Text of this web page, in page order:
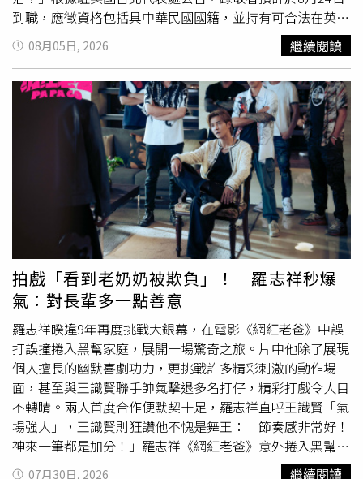
AKIRA笑說：「只要是兒子送的，不管是什麼都很開心。」
他也分享，兒子現在已經會幫他加油，甚至演唱會結束後還
會詢問「今天有沒有把現場炒熱？」讓他覺得十分可愛。
到職，應徵資格包括具中華民國國籍，並持有可合法在英國
工作與居留的證明文件，例如英國護照或居留證，代表處不
協助辦理英國簽證。此外，還須具備大學以
上學歷、熟悉
Windows Office等文書軟體操作、中英文流利，以及持有英
國駕照並具有當地駕駛經驗。工作內容則涵蓋行政庶務、人
事管理及其他交辦事項，包括辦公用品採購、設備與館舍維
護、修繕工程聯繫、信件收發、接待室值勤，以及支援駕駛
等工作，同時負責差勤管理、保險及契約更新、資料整理等
業務。代表處表示，該職缺的上班時間為週一至週五上午9
時至下午5時，中午休息1小時，不提供遠距工作，錄取後須
先試用3個月，並於報到1個月內繳交英國及中華民國的無犯
罪紀錄證明。相關資訊曝光後引發討論，尤其是每月2298
英鎊的薪水，遭不少網友質疑待遇過低，紛紛留言表示「是
在請實習生嗎」、「政府帶頭低薪」、「有這些能力的人寧
願去其他企業」、「這還沒扣稅，在英國怎麼生活」、「乾
脆找志工算了」。根據英國現行規定，21歲以上勞工適用的
法定「國家生活工資」（NationalLiving Wage）最低時薪為
12.71英鎊（約新台幣551元）。由於英國近年物價及房租
持續上漲，多數網友認為，雖然該職缺薪資高於法定最低工
資，但考量工作條件、語言能力及專業要求，加上倫敦生活
成本高昂，待遇恐怕有待商榷。
08月05日, 2026 繼續閱讀
拍戲「看到老奶奶被欺負」！ 羅志祥秒爆
氣：對長輩多一點善意
羅志祥睽違9年再度挑戰大銀幕，在電影《網紅老爸》中誤
打誤撞捲入黑幫家庭，展開一場驚奇之旅。片中他除了展現
個人擅長的幽默喜劇功力，更挑戰許多精彩刺激的動作場
面，甚至與王識賢聯手帥氣擊退多名打仔，精彩打戲令人目
不轉睛。兩人首度合作便默契十足，羅志祥直呼王識賢「氣
場強大」，王識賢則狂讚他不愧是舞王：「節奏感非常好！
神來一筆都是加分！」羅志祥《網紅老爸》意外捲入黑幫家
庭！狂讚王識賢「氣場強大」。（圖／曼尼娛樂）羅志祥在
07月30日, 2026 繼續閱讀